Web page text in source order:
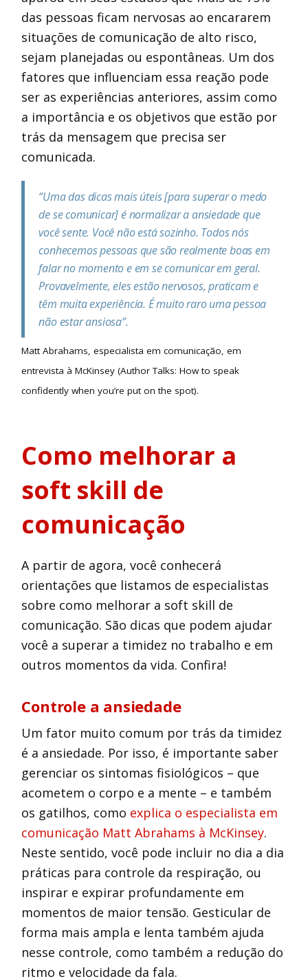
das pessoas ficam nervosas ao encararem
situações de comunicação de alto risco,
sejam planejadas ou espontâneas. Um dos
fatores que influenciam essa reação pode
ser as experiências anteriores, assim como
a importância e os objetivos que estão por
trás da mensagem que precisa ser
comunicada.
“Uma das dicas mais úteis [para superar o medo
de se comunicar] é normalizar a ansiedade que
você sente. Você não está sozinho. Todos nós
conhecemos pessoas que são realmente boas em
falar no momento e em se comunicar em geral.
Provavelmente, eles estão nervosos, praticam e
têm muita experiência. É muito raro uma pessoa
não estar ansiosa”.
Matt Abrahams, especialista em comunicação, em
entrevista à McKinsey (Author Talks: How to speak
confidently when you’re put on the spot).
Como melhorar a
soft skill de
comunicação
A partir de agora, você conhecerá
orientações que listamos de especialistas
sobre como melhorar a soft skill de
comunicação. São dicas que podem ajudar
você a superar a timidez no trabalho e em
outros momentos da vida. Confira!
Controle a ansiedade
Um fator muito comum por trás da timidez
é a ansiedade. Por isso, é importante saber
gerenciar os sintomas fisiológicos – que
acometem o corpo e a mente – e também
os gatilhos, como explica o especialista em
comunicação Matt Abrahams à McKinsey.
Neste sentido, você pode incluir no dia a dia
práticas para controle da respiração, ou
inspirar e expirar profundamente em
momentos de maior tensão. Gesticular de
forma mais ampla e lenta também ajuda
nesse controle, como também a redução do
ritmo e velocidade da fala.